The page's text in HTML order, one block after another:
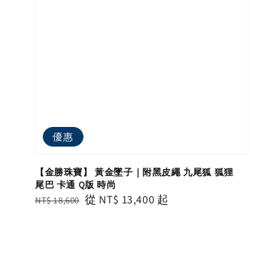
優惠
【金勝珠寶】 黃金墜子｜附黑皮繩 九尾狐 狐狸
尾巴 卡通 Q版 時尚
Regular
NT$ 18,600 Sale
從 NT$ 13,400 起